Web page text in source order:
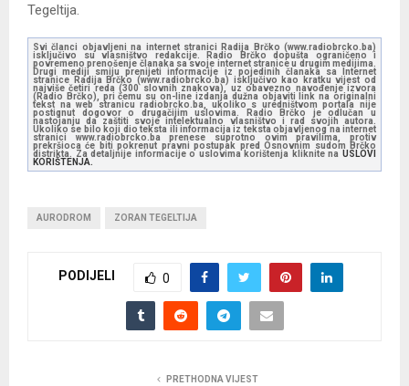
Tegeltija.
Svi članci objavljeni na internet stranici Radija Brčko (www.radiobrcko.ba)
isključivo su vlasništvo redakcije. Radio Brčko dopušta ograničeno i
povremeno prenošenje članaka sa svoje internet stranice u drugim medijima.
Drugi mediji smiju prenijeti informacije iz pojedinih članaka sa Internet
stranice Radija Brčko (www.radiobrcko.ba) isključivo kao kratku vijest od
najviše četiri reda (300 slovnih znakova), uz obavezno navođenje izvora
(Radio Brčko), pri čemu su on-line izdanja dužna objaviti link na originalni
tekst na web stranicu radiobrcko.ba, ukoliko s uredništvom portala nije
postignut dogovor o drugačijim uslovima. Radio Brčko je odlučan u
nastojanju da zaštiti svoje intelektualno vlasništvo i rad svojih autora.
Ukoliko se bilo koji dio teksta ili informacija iz teksta objavljenog na internet
stranici www.radiobrcko.ba prenese suprotno ovim pravilima, protiv
prekršioca će biti pokrenut pravni postupak pred Osnovnim sudom Brčko
distrikta. Za detaljnije informacije o uslovima korištenja kliknite na USLOVI
KORIŠTENJA.
AURODROM ZORAN TEGELTIJA
PODIJELI 0
PRETHODNA VIJEST